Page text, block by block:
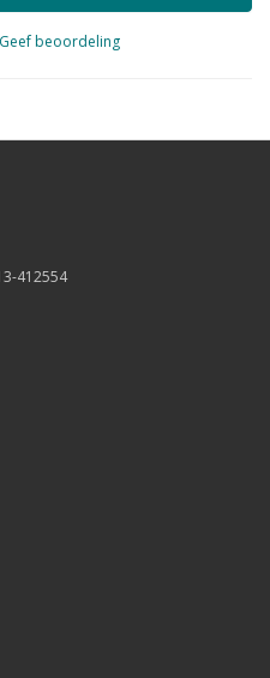
Geef beoordeling
412554